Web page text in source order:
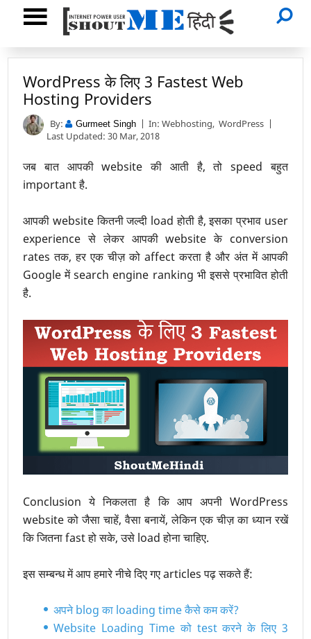
WordPress के लिए 3 Fastest Web
Hosting Providers
By: Gurmeet Singh In: Webhosting, WordPress
Last Updated: 30 Mar, 2018
जब बात आपकी website की आती है, तो speed बहुत
important है.
आपकी website कितनी जल्दी load होती है, इसका प्रभाव user
experience से लेकर आपकी website के conversion
rates तक, हर एक चीज़ को affect करता है और अंत में आपकी
Google में search engine ranking भी इससे प्रभावित होती
है.
Conclusion ये निकलता है कि आप अपनी WordPress
website को जैसा चाहें, वैसा बनायें, लेकिन एक चीज़ का ध्यान रखें
कि जितना fast हो सके, उसे load होना चाहिए.
इस सम्बन्ध में आप हमारे नीचे दिए गए articles पढ़ सकते हैं:
अपने blog का loading time कैसे कम करें?
Website Loading Time को test करने के लिए 3